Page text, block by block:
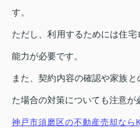
す。
ただし、利用するためには住
能力が必要です。
また、契約内容の確認や家族
た場合の対策についても注意が
神戸市須磨区の不動産売却なら